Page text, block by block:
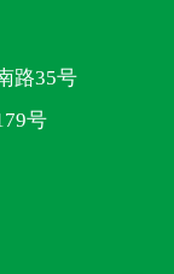
路35号
号